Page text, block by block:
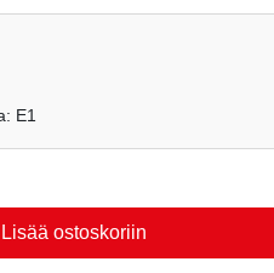
E1
Lisää ostoskoriin